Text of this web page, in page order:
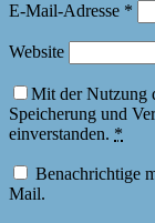
E-Mail-Adresse *
Website
Mit der Nutzung
Speicherung und
einverstanden. *
Benachrichtige
Mail.